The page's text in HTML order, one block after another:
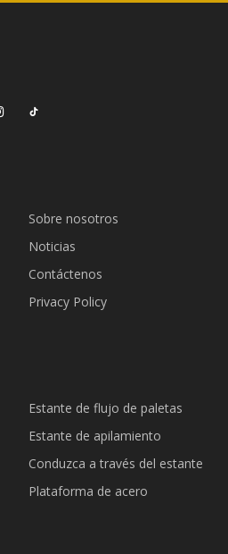
Sobre nosotros
Noticias
Contáctenos
Privacy Policy
Estante de flujo de paletas
Estante de apilamiento
Conduzca a través del estante
Plataforma de acero